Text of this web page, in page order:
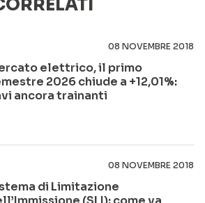
08 NOVEMBRE 2018
elettrico, il primo
2026 chiude a +12,01%:
ancora trainanti
08 NOVEMBRE 2018
di Limitazione